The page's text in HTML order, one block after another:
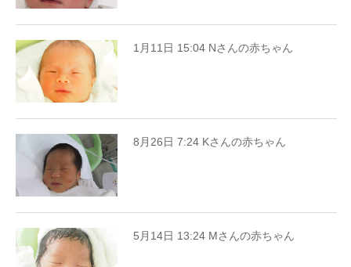
1月11日 15:04 Nさんの赤ちゃん
8月26日 7:24 Kさんの赤ちゃん
5月14日 13:24 Mさんの赤ちゃん